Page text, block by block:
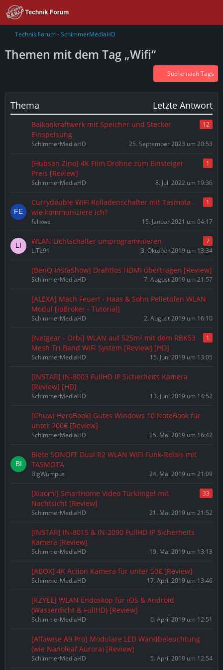
Technik Forum - SchimmerMediaHD
Themen mit dem Tag „Wifi“
Suche nach Tags
Thema Letzte Antwort
Balkonkraftwerk mit Speicher und Stecker
Einspeisung
12
SchimmerMediaHD 25. September 2023 um 20:53
[Hubsan Zino] 4K Film Drohne zum Einsteiger
Preis [Review]
1
SchimmerMediaHD 8. Juli 2022 um 19:36
Currydouble WIFI Rolladenschalter mit Tasmota -
wie kommuniziere ich?
1
felixwe 15. Januar 2021 um 04:17
WLAN Lichtschalter umprogrammieren
7
LiTe91
3. Oktober 2019 um 13:34
[BenQ InstaShow] Drahtlos HDMI übertragen [Review]
SchimmerMediaHD 7. August 2019 um 21:57
[ALEXA] Mach Feuer! - Haas & Sohn Pelletofen WLAN
Modul [ioBroker - Tutorial]
SchimmerMediaHD 2. August 2019 um 16:10
[Netgear - Orbi] WLAN auf 525m² mit dem RBK53
Mesh Tri.Band WiFi System [Review] [HD]
1
SchimmerMediaHD 15. Juni 2019 um 13:05
[INSTAR] IN-8003 FullHD IP Sicherheits Kamera
[Review] [HD]
SchimmerMediaHD 13. Juni 2019 um 14:52
[Chuwi HeroBook] Gutes Windows 10 NoteBook für
unter 200€ [Review]
SchimmerMediaHD 25. Mai 2019 um 16:42
Biete SONOFF Dual R2 WLAN WIFI Funk-Relais mit
TASMOTA
BigWumpus 24. Mai 2019 um 21:09
[Xiaomi] SmartHome Video Türklingel mit
Nachtsicht [Review]
33
SchimmerMediaHD 21. Mai 2019 um 21:52
[INSTAR] IN-8015 & IN-2090 FullHD IP Sicherheits
Kamera [Review]
SchimmerMediaHD 19. Mai 2019 um 13:13
[ABOX] 4K Action Kamera für unter 50€ [Review]
SchimmerMediaHD 17. April 2019 um 13:46
[KZYEE] WLAN Endoskop für iOS & Android
(Wasserdicht & FullHD) [Review]
SchimmerMediaHD 6. April 2019 um 12:51
[Alfawise A9 Pro] Modulare LED Wandbeleuchtung
(wie Nanoleaf Aurora) [Review]
SchimmerMediaHD 5. April 2019 um 12:54